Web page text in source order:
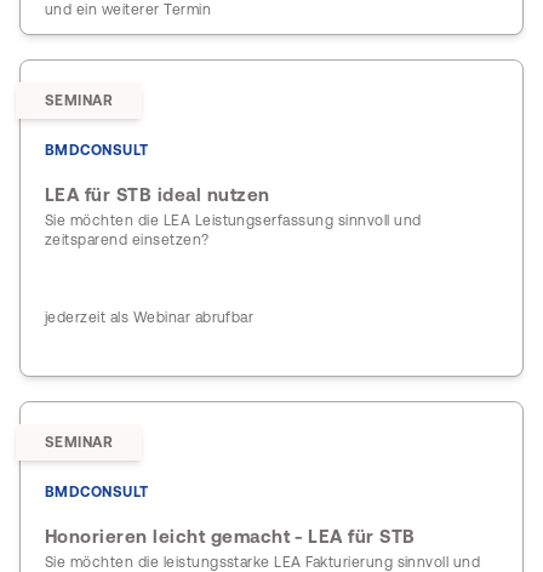
und ein weiterer Termin
SEMINAR
BMDCONSULT
LEA für STB ideal nutzen
Sie möchten die LEA Leistungserfassung sinnvoll und
zeitsparend einsetzen?
jederzeit als Webinar abrufbar
SEMINAR
BMDCONSULT
Honorieren leicht gemacht - LEA für STB
Sie möchten die leistungsstarke LEA Fakturierung sinnvoll und